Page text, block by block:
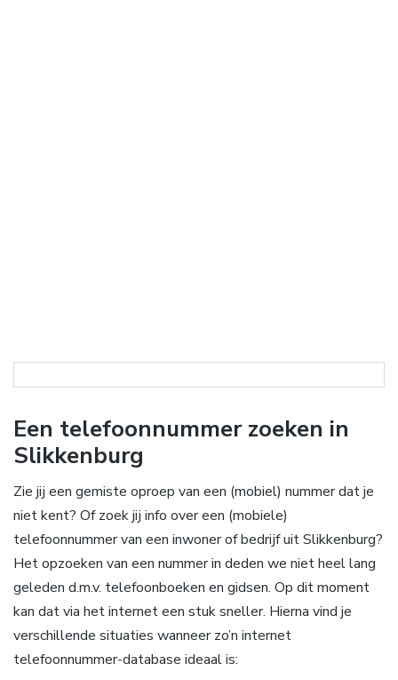
Een telefoonnummer zoeken in
Slikkenburg
Zie jij een gemiste oproep van een (mobiel) nummer dat je
niet kent? Of zoek jij info over een (mobiele)
telefoonnummer van een inwoner of bedrijf uit Slikkenburg?
Het opzoeken van een nummer in deden we niet heel lang
geleden d.m.v. telefoonboeken en gidsen. Op dit moment
kan dat via het internet een stuk sneller. Hierna vind je
verschillende situaties wanneer zo’n internet
telefoonnummer-database ideaal is: